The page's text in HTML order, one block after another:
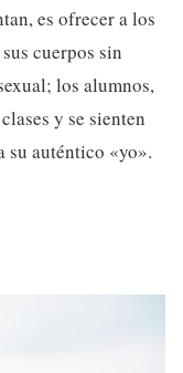
es ofrecer a los
cuerpos sin
los alumnos,
y se sienten
su auténtico «yo».